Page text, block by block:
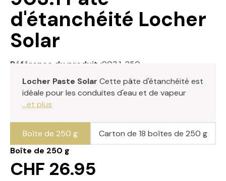
d'étanchéité Locher
Solar
Référence du produit :903.1-250
Locher Paste Solar Cette pâte d'étanchéité est
idéale pour les conduites d'eau et de vapeur
...et plus
Boîte de 250 g
CHF 26.95
Boîte de 250 g Carton de 18 boîtes de 250 g